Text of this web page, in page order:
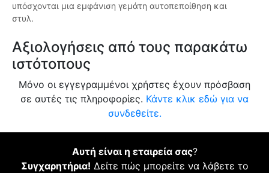
υπόσχονται μια εμφάνιση γεμάτη αυτοπεποίθηση και
στυλ.
Αξιολογήσεις από τους παρακάτω
ιστότοπους
Μόνο οι εγγεγραμμένοι χρήστες έχουν πρόσβαση
σε αυτές τις πληροφορίες. Κάντε κλικ εδώ για να
συνδεθείτε.
Αυτή είναι η εταιρεία σας?
Συγχαρητήρια! Δείτε πώς μπορείτε να λάβετε το